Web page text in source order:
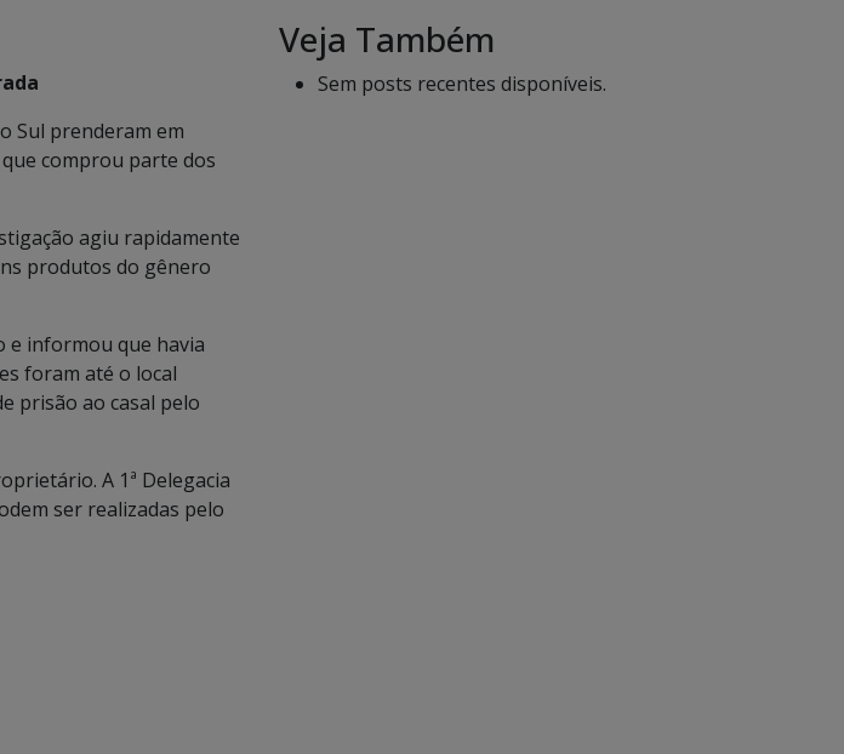
Sul prenderam em
comprou parte dos
agiu rapidamente
produtos do gênero
e informou que havia
foram até o local
prisão ao casal pelo
A 1ª Delegacia
ser realizadas pelo
Veja Também
Sem posts recentes disponíveis.